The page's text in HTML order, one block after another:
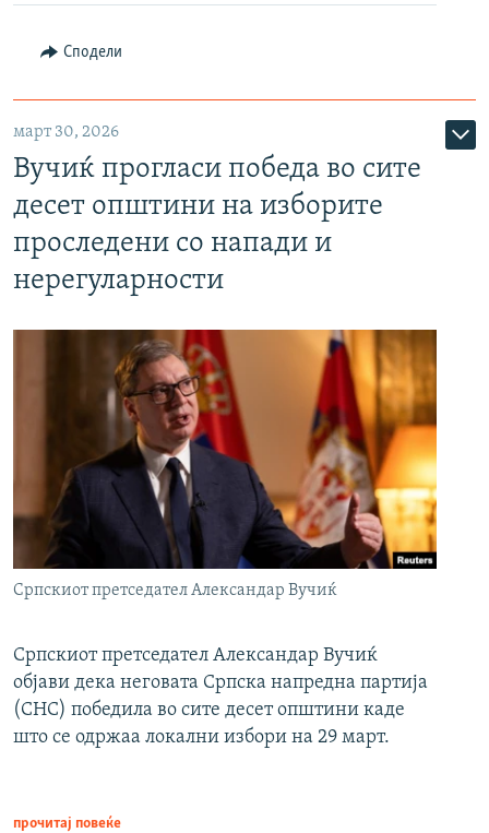
Сподели
март 30, 2026
Вучиќ прогласи победа во сите
десет општини на изборите
проследени со напади и
нерегуларности
Српскиот претседател Александар Вучиќ
Српскиот претседател Александар Вучиќ
објави дека неговата Српска напредна партија
(СНС) победила во сите десет општини каде
што се одржаа локални избори на 29 март.
прочитај повеќе